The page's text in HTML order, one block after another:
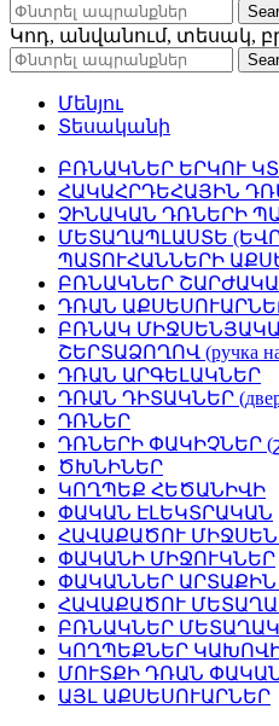
Կոդ, անվանում, տեսակ,
Մենյու
Տեսականի
ԲՌՆԱԿՆԵՐ ԵՐԿՈՒ
ՀԱԿԱՀՐԴԵՀԱՅԻՆ
ՉԻՆԱԿԱՆ ԴՌՆԵՐԻ
ՄԵՏԱՂԱՊԼԱՍՏԵ
ՊԱՏՈՒՀԱՆՆԵՐԻ
ԲՌՆԱԿՆԵՐ
ԴՌԱՆ
ԲՌՆԱԿ
ՇԵՐՏԱՁՈՂՈՎ (ручка на
ԴՌԱՆ ԱՐԳԵԼԱԿՆԵՐ
ԴՌԱՆ ԴԻՏԱԿՆԵՐ
ԴՌՆԵՐ
ԴՌՆԵՐԻ ՓԱԿԻՉՆԵՐ
ԾԽՆԻՆԵՐ
ԿՈՂՊԵՔ ՀԵԾԱՆԻՎԻ
ՓԱԿԱՆ ԷԼԵԿՏՐԱԿԱՆ
ՀԱՎԱՔԱԾՈՒ
ՓԱԿԱՆԻ ՄԻՋՈՒԿՆԵՐ
ՓԱԿԱՆՆԵՐ ԱՐՏԱՔԻՆ
ՀԱՎԱՔԱԾՈՒ
ԲՌՆԱԿՆԵՐ
ԿՈՂՊԵՔՆԵՐ
ՄՈՒՏՔԻ ԴՌԱՆ
ԱՅԼ ԱՔՍԵՍՈՒԱՐՆԵՐ